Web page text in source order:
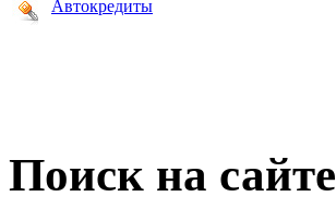
Автокредиты
Поиск на сайте